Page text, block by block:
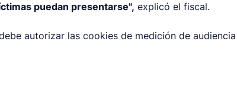
puedan presentarse", explicó el fiscal.
autorizar las cookies de medición de